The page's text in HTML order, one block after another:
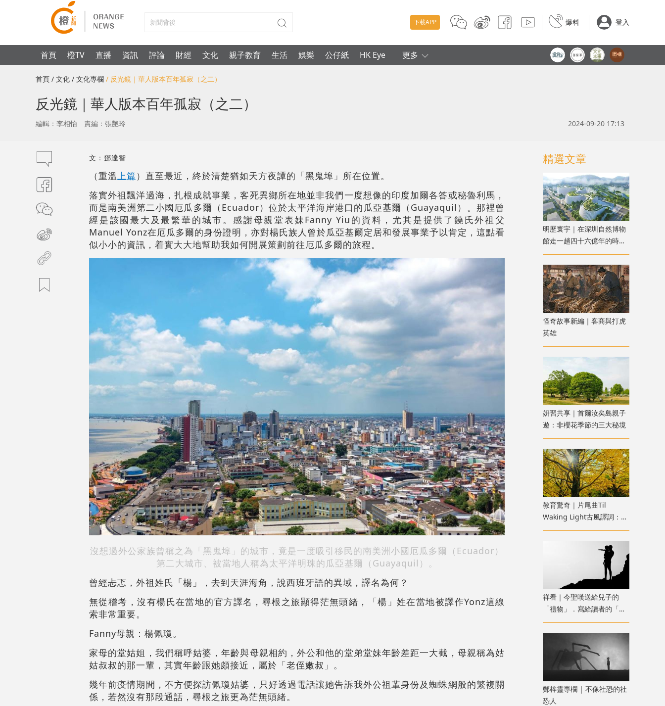
下載APP 爆料 登入
首頁 橙TV 直播 資訊 評論 財經 文化 親子教育 生活 娛樂 公仔紙 HK Eye 更多
首頁 / 文化 / 文化專欄 / 反光鏡｜華人版本百年孤寂（之二）
反光鏡｜華人版本百年孤寂（之二）
編輯：李相怡 責編：張艷玲 2024-09-20 17:13
文：鄧達智
（重溫上篇 ）直至最近，終於清楚猶如天方夜譚的「黑鬼埠」所在位置。
落實外祖飄洋過海，扎根成就事業，客死異鄉所在地並非我們一度想像的印度加爾各答或秘魯利馬，
而是南美洲第二小國厄瓜多爾（Ecuador）位於太平洋海岸港口的瓜亞基爾（Guayaquil）。那裡曾
經是該國最大及最繁華的城市。感謝母親堂表妹Fanny Yiu的資料，尤其是提供了 饒氏外祖父
Manuel Yonz在厄瓜多爾的身份證明，亦對楊氏族人曾於瓜亞基爾定居和發展事業予以肯定，這點看
似小小的資訊，着實大大地幫助我如何開展策劃前往厄瓜多爾的旅程。
沒想過外公家族曾稱之為「黑鬼埠」的城市，竟是一度吸引移民的南美洲小國厄瓜多爾（Ecuador）
第二大城市、被當地人稱為太平洋明珠的瓜亞基爾（Guayaquil）。
曾經忐忑，外祖姓氏「楊」，去到天涯海角，說西班牙語的異域，譯名為何？
無從稽考，沒有楊氏在當地的官方譯名，尋根之旅顯得茫無頭緒，「楊」姓在當地被譯作Yonz這線
索非常重要。
Fanny母親：楊佩瓊。
家母的堂姑姐，我們稱呼姑婆，年齡與母親相約，外公和他的堂弟堂妹年齡差距一大截，母親稱為姑
姑叔叔的那一輩，其實年齡跟她頗接近，屬於「老侄嫩叔」。
幾年前疫情期間，不方便探訪佩瓊姑婆，只好透過電話讓她告訴我外公祖輩身份及蜘蛛網般的繁複關
係，若然沒有那段通話，尋根之旅更為茫無頭緒。
精選文章
明歷寰宇｜在深圳自然博物
館走一趟四十六億年的時空
之旅
怪奇故事新編｜客商與打虎
英雄
妍習共享｜首爾汝矣島親子
遊：非櫻花季節的三大秘境
教育驚奇｜片尾曲Til
Waking Light古風譯詞：
《寂靜的朋友》雜談七
祥看｜今聖嘆送給兒子的
「禮物」．寫給讀者的「故
事」
鄭梓靈專欄 | 不像社恐的社
恐人